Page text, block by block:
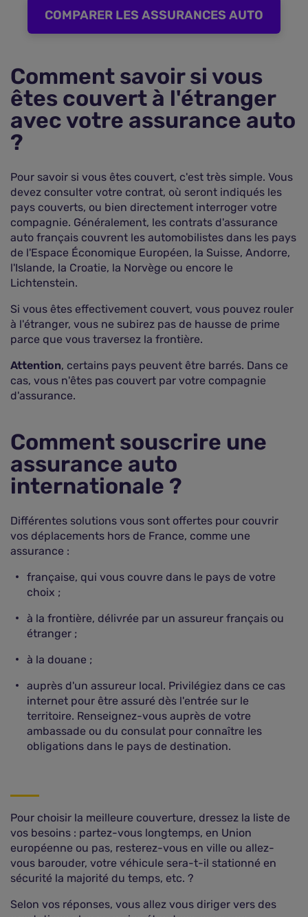
COMPARER LES ASSURANCES AUTO
Comment savoir si vous
êtes couvert à l'étranger
avec votre assurance auto
?
Pour savoir si vous êtes couvert, c'est très simple. Vous
devez consulter votre contrat, où seront indiqués les
pays couverts, ou bien directement interroger votre
compagnie. Généralement, les contrats d'assurance
auto français couvrent les automobilistes dans les pays
de l'Espace Économique Européen, la Suisse, Andorre,
l'Islande, la Croatie, la Norvège ou encore le
Lichtenstein.
Si vous êtes effectivement couvert, vous pouvez rouler
à l'étranger, vous ne subirez pas de hausse de prime
parce que vous traversez la frontière.
Attention, certains pays peuvent être barrés. Dans ce
cas, vous n'êtes pas couvert par votre compagnie
d'assurance.
Comment souscrire une
assurance auto
internationale ?
Différentes solutions vous sont offertes pour couvrir
vos déplacements hors de France, comme une
assurance :
française, qui vous couvre dans le pays de votre
choix ;
à la frontière, délivrée par un assureur français ou
étranger ;
à la douane ;
auprès d'un assureur local. Privilégiez dans ce cas
internet pour être assuré dès l'entrée sur le
territoire. Renseignez-vous auprès de votre
ambassade ou du consulat pour connaître les
obligations dans le pays de destination.
Pour choisir la meilleure couverture, dressez la liste de
vos besoins : partez-vous longtemps, en Union
européenne ou pas, resterez-vous en ville ou allez-
vous barouder, votre véhicule sera-t-il stationné en
sécurité la majorité du temps, etc. ?
Selon vos réponses, vous allez vous diriger vers des